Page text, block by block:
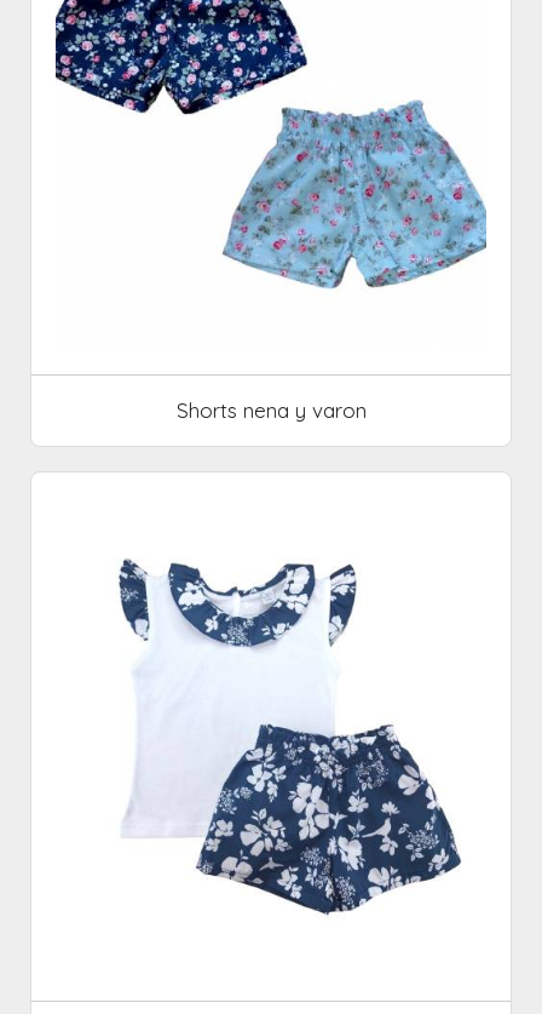
Shorts nena y varon